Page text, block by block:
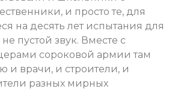
и просто те, для
на десять лет испытания для
пустой звук. Вместе с
сороковой армии там
и врачи, и строители, и
разных мирных